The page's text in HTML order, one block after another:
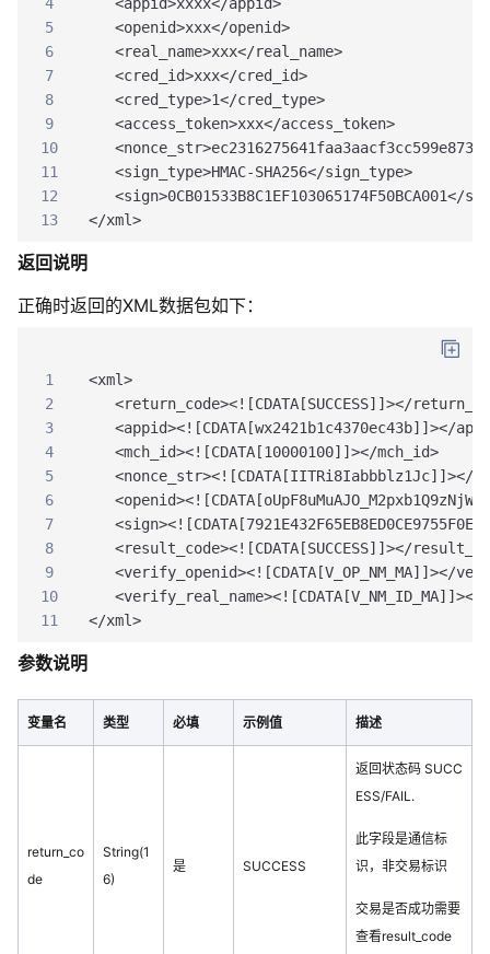
4
   <appid>xxxx</appid>
5
   <openid>xxx</openid>
6
   <real_name>xxx</real_name>
7
   <cred_id>xxx</cred_id>
8
   <cred_type>1</cred_type>
9
   <access_token>xxx</access_token>
10
11
   <sign_type>HMAC-SHA256</sign_type>
12
<sign>0CB01533B8C1EF103065174F50BCA001</
13
</xml>
返回说明
正确时返回的XML数据包如下：
1
<xml>
2
<return_code><![CDATA[SUCCESS]]></
3
<appid><![CDATA[wx2421b1c4370ec43b]]></
4
<mch_id><![CDATA[10000100]]></mch_id>
5
<nonce_str><![CDATA[IITRi8Iabbblz1Jc]]></
6
7
8
<result_code><![CDATA[SUCCESS]]></
9
<verify_openid><![CDATA[V_OP_NM_MA]]></
10
11
</xml>
参数说明
变量名 类型 必填 示例值 描述
return_co
de
String(1
6)
是 SUCCESS
返回状态码 SUCC
ESS/FAIL.
此字段是通信标
识，非交易标识
交易是否成功需要
查看result_code